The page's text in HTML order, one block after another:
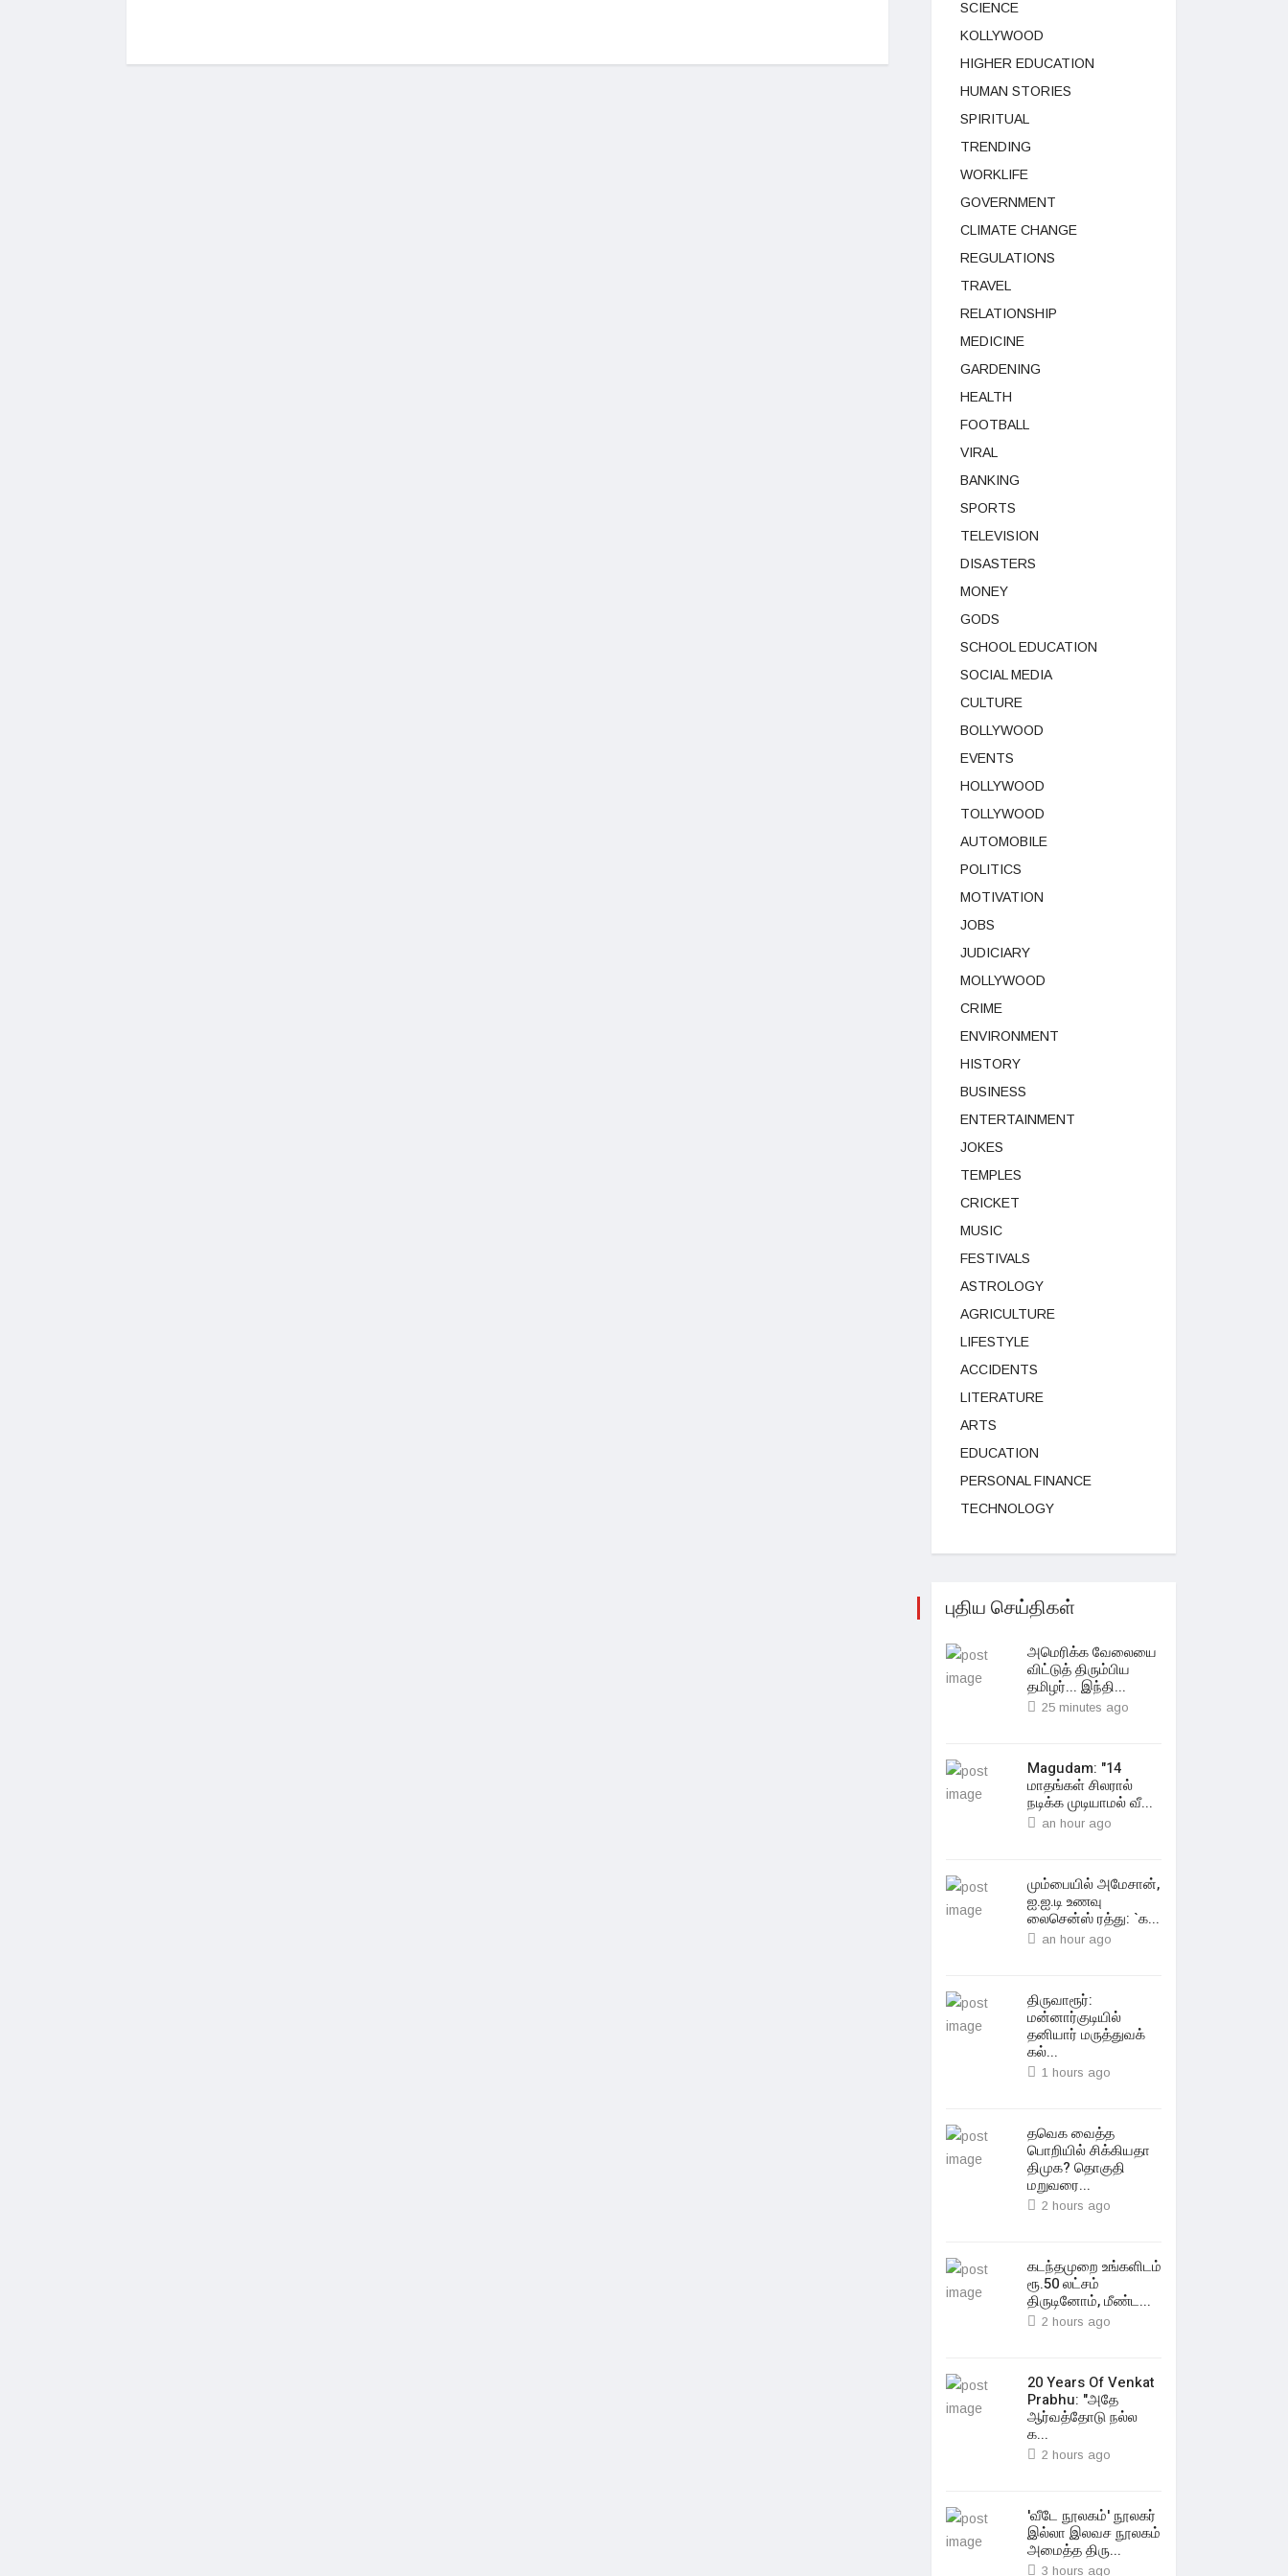
SCIENCE
KOLLYWOOD
HIGHER EDUCATION
HUMAN STORIES
SPIRITUAL
TRENDING
WORKLIFE
GOVERNMENT
CLIMATE CHANGE
REGULATIONS
TRAVEL
RELATIONSHIP
MEDICINE
GARDENING
HEALTH
FOOTBALL
VIRAL
BANKING
SPORTS
TELEVISION
DISASTERS
MONEY
GODS
SCHOOL EDUCATION
SOCIAL MEDIA
CULTURE
BOLLYWOOD
EVENTS
HOLLYWOOD
TOLLYWOOD
AUTOMOBILE
POLITICS
MOTIVATION
JOBS
JUDICIARY
MOLLYWOOD
CRIME
ENVIRONMENT
HISTORY
BUSINESS
ENTERTAINMENT
JOKES
TEMPLES
CRICKET
MUSIC
FESTIVALS
ASTROLOGY
AGRICULTURE
LIFESTYLE
ACCIDENTS
LITERATURE
ARTS
EDUCATION
PERSONAL FINANCE
TECHNOLOGY
புதிய செய்திகள்
அமெரிக்க வேலையை
விட்டுத் திரும்பிய
தமிழர்... இந்தி...
25 minutes ago
Magudam: "14
மாதங்கள் சிலரால்
நடிக்க முடியாமல் வீ...
an hour ago
மும்பையில் அமேசான்,
ஐ.ஐ.டி உணவு
லைசென்ஸ் ரத்து: `க...
an hour ago
திருவாரூர்:
மன்னார்குடியில்
தனியார் மருத்துவக்
கல்...
1 hours ago
தவெக வைத்த
பொறியில் சிக்கியதா
திமுக? தொகுதி
மறுவரை...
2 hours ago
கடந்தமுறை உங்களிடம்
ரூ.50 லட்சம்
திருடினோம், மீண்ட...
2 hours ago
20 Years Of Venkat
Prabhu: "அதே
ஆர்வத்தோடு நல்ல
க...
2 hours ago
'வீடே நூலகம்' நூலகர்
இல்லா இலவச நூலகம்
அமைத்த திரு...
3 hours ago